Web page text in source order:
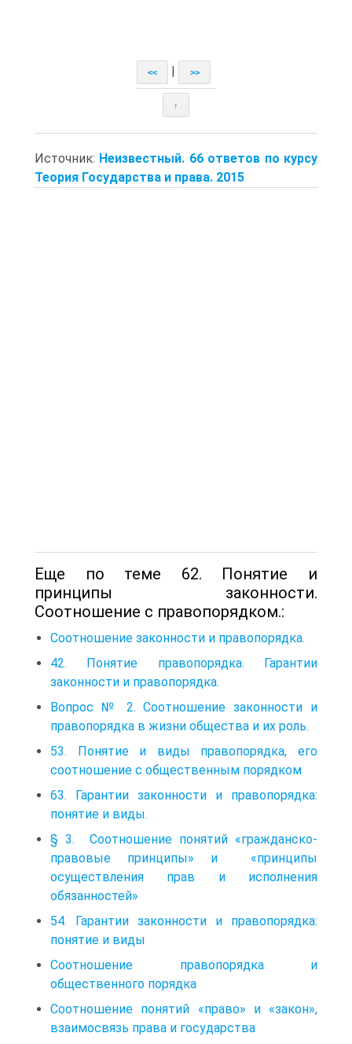
<< >>
↑
Источник: Неизвестный. 66 ответов по курсу
Теория Государства и права. 2015
Еще по теме 62. Понятие и
принципы законности.
Соотношение с правопорядком.:
Соотношение законности и правопорядка.
42. Понятие правопорядка. Гарантии
законности и правопорядка.
Вопрос № 2. Соотношение законности и
правопорядка в жизни общества и их роль.
53. Понятие и виды правопорядка, его
соотношение с общественным порядком
63. Гарантии законности и правопорядка:
понятие и виды.
§ 3. Соотношение понятий «гражданско-
правовые принципы» и «принципы
осуществления прав и исполнения
обязанностей»
54. Гарантии законности и правопорядка:
понятие и виды
Соотношение правопорядка и
общественного порядка
Соотношение понятий «право» и «закон»,
взаимосвязь права и государства